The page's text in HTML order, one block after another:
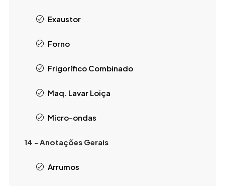
Exaustor
Forno
Frigorífico Combinado
Maq. Lavar Loiça
Micro-ondas
14 - Anotações Gerais
Arrumos